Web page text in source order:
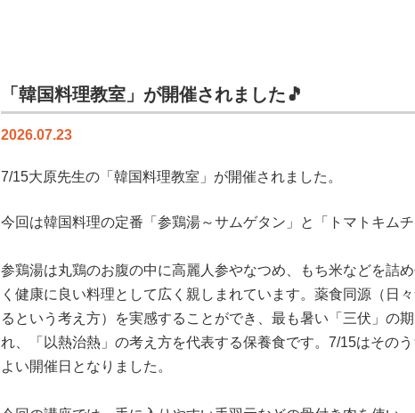
「韓国料理教室」が開催されました🎵
2026.07.23
7/15大原先生の「韓国料理教室」が開催されました。
今回は韓国料理の定番「参鶏湯～サムゲタン」と「トマトキムチ
参鶏湯は丸鶏のお腹の中に高麗人参やなつめ、もち米などを詰
く健康に良い料理として広く親しまれています。薬食同源（日
るという考え方）を実感することができ、最も暑い「三伏」の
れ、「以熱治熱」の考え方を代表する保養食です。7/15はその
よい開催日となりました。